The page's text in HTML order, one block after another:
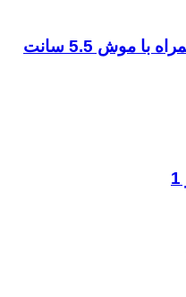
موش 5.5 سانت